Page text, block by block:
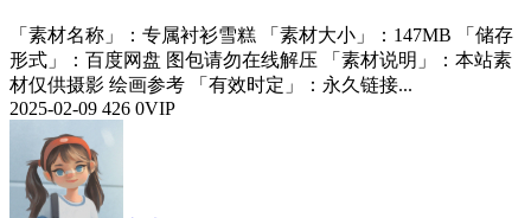
「素材名称」：专属衬衫雪糕 「素材大小」：147MB 「储存
形式」：百度网盘 图包请勿在线解压 「素材说明」：本站素
材仅供摄影 绘画参考 「有效时定」：永久链接...
2025-02-09 426 0VIP